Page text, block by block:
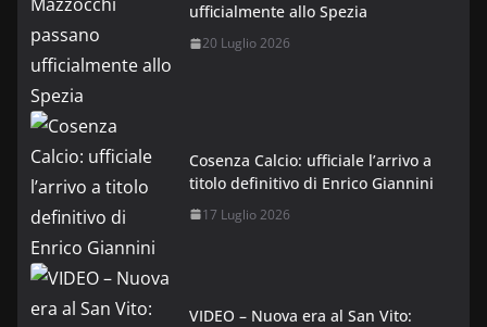
ufficialmente allo Spezia
20 Luglio 2026
Cosenza Calcio: ufficiale l’arrivo a
titolo definitivo di Enrico Giannini
17 Luglio 2026
VIDEO – Nuova era al San Vito: